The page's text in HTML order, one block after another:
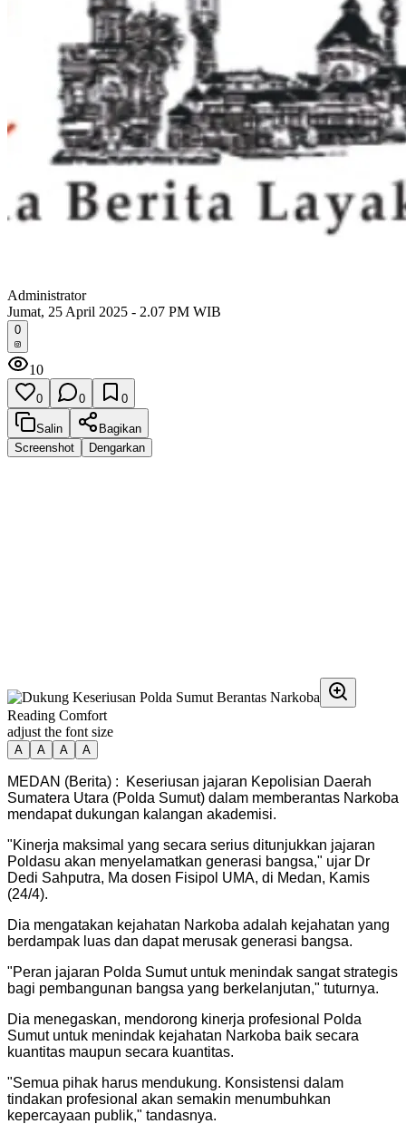
Administrator
Jumat, 25 April 2025 - 2.07 PM WIB
0
10
0 0 0
Salin
Bagikan
Screenshot
Dengarkan
Reading Comfort
adjust the font size
A A A A
MEDAN (Berita) : Keseriusan jajaran Kepolisian Daerah
Sumatera Utara (Polda Sumut) dalam memberantas Narkoba
mendapat dukungan kalangan akademisi.
"Kinerja maksimal yang secara serius ditunjukkan jajaran
Poldasu akan menyelamatkan generasi bangsa," ujar Dr
Dedi Sahputra, Ma dosen Fisipol UMA, di Medan, Kamis
(24/4).
Dia mengatakan kejahatan Narkoba adalah kejahatan yang
berdampak luas dan dapat merusak generasi bangsa.
"Peran jajaran Polda Sumut untuk menindak sangat strategis
bagi pembangunan bangsa yang berkelanjutan," tuturnya.
Dia menegaskan, mendorong kinerja profesional Polda
Sumut untuk menindak kejahatan Narkoba baik secara
kuantitas maupun secara kuantitas.
"Semua pihak harus mendukung. Konsistensi dalam
tindakan profesional akan semakin menumbuhkan
kepercayaan publik," tandasnya.